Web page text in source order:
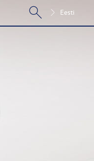
Eesti